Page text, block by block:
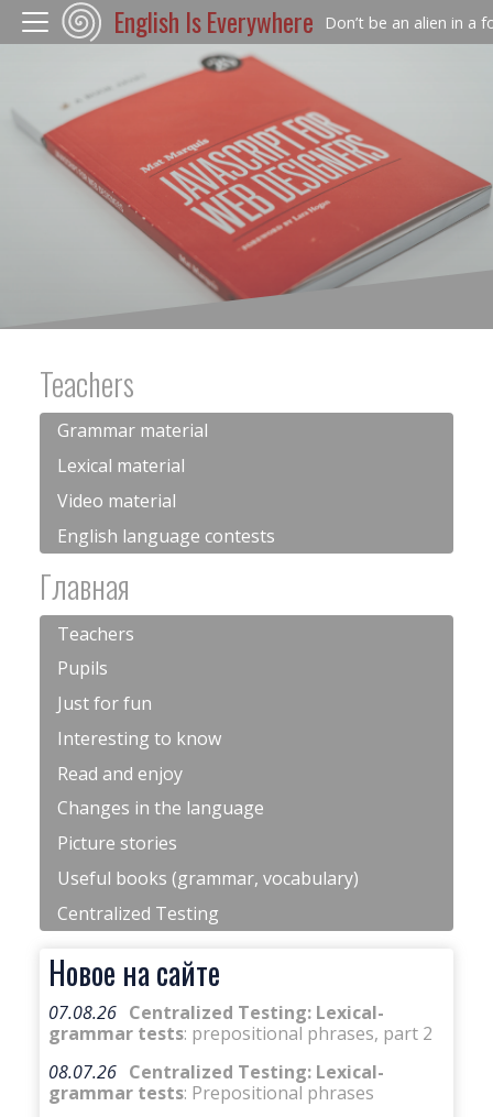
English Is Everywhere Don’t be an alien in a
Teachers
Grammar material
Lexical material
Video material
English language contests
Главная
Teachers
Pupils
Just for fun
Interesting to know
Read and enjoy
Changes in the language
Picture stories
Useful books (grammar, vocabulary)
Centralized Testing
Новое на сайте
07.08.26 Centralized Testing: Lexical-
grammar tests: prepositional phrases, part 2
08.07.26 Centralized Testing: Lexical-
grammar tests: Prepositional phrases